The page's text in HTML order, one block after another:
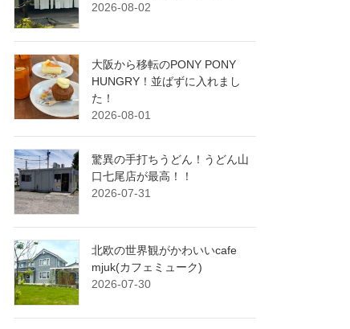
2026-08-02
大阪から移転のPONY PONY
HUNGRY！並ばずに入れまし
た！
2026-08-01
驚異の手打ちうどん！うどん山
口七尾店が最高！！
2026-07-31
北欧の世界観がかわいいcafe
mjuk(カフェミューク)
2026-07-30